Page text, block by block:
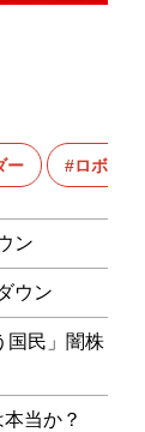
ー ロボット
ン
ウン
国民」闇株
当か？